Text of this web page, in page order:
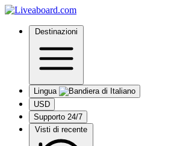
Destinazioni
Lingua
USD
Supporto 24/7
Visti di recente